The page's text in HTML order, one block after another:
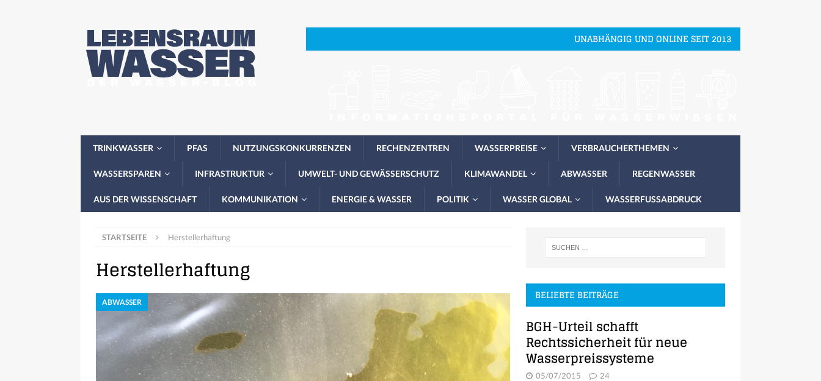
UNABHÄNGIG UND ONLINE SEIT 2013
TRINKWASSER PFAS NUTZUNGSKONKURRENZEN RECHENZENTREN WASSERPREISE VERBRAUCHERTHEMEN
WASSERSPAREN INFRASTRUKTUR UMWELT- UND GEWÄSSERSCHUTZ KLIMAWANDEL ABWASSER REGENWASSER
AUS DER WISSENSCHAFT KOMMUNIKATION ENERGIE & WASSER POLITIK WASSER GLOBAL WASSERFUSSABDRUCK
STARTSEITE Herstellerhaftung
Herstellerhaftung
ABWASSER BELIEBTE BEITRÄGE
BGH-Urteil schafft
Rechtssicherheit für neue
Wasserpreissysteme
05/07/2015 24